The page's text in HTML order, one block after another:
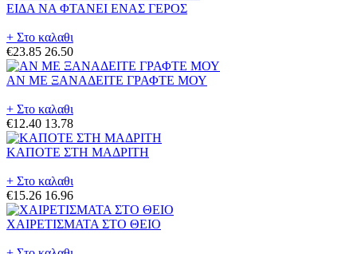
ΕΙΔΑ ΝΑ ΦΤΑΝΕΙ ΕΝΑΣ ΓΕΡΟΣ
+ Στο καλαθι
€23.85 26.50
ΑΝ ΜΕ ΞΑΝΑΔΕΙΤΕ ΓΡΑΦΤΕ ΜΟΥ
+ Στο καλαθι
€12.40 13.78
ΚΑΠΟΤΕ ΣΤΗ ΜΑΔΡΙΤΗ
+ Στο καλαθι
€15.26 16.96
ΧΑΙΡΕΤΙΣΜΑΤΑ ΣΤΟ ΘΕΙΟ